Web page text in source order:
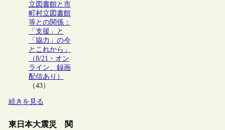
立図書館と市
町村立図書館
等との関係：
「支援」と
「協力」の今
とこれから」
（8/21・オン
ライン、録画
配信あり）
（43）
続きを見る
東日本大震災 関